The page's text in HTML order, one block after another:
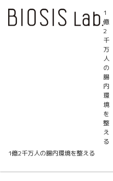
1
億
2
千
万
人
の
腸
内
環
境
を
整
え
る
1億2千万人の腸内環境を整える
セミナートピ
ケストースと
動